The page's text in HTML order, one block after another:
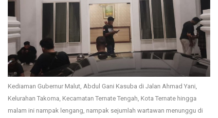
Kediaman Gubernur Malut, Abdul Gani Kasuba di Jalan Ahmad Yani,
Kelurahan Takoma, Kecamatan Ternate Tengah, Kota Ternate hingga
malam ini nampak lengang, nampak sejumlah wartawan menunggu di